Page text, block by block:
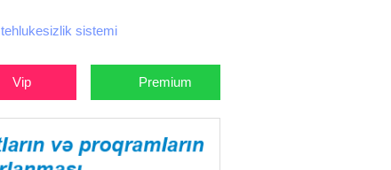
tehlukesizlik sistemi
Vip Premium